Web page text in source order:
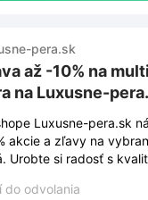
pera.sk
až -10% na
na Luxusne-
Luxusne-pera.sk
akcie a zľavy na
Urobte si radosť s
do odvolania